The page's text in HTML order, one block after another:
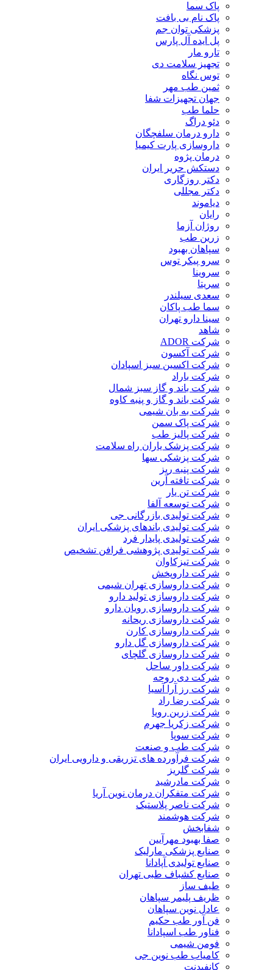
پاک سما
پاک نام بی بافت
پزشکی توان جم
پل ایده آل پارس
تارو مار
تجهیز سلامت دی
توس نگاه
ثمین طب مهر
جهان تجهیزات شفا
حلما طب
دئو دراگ
دارو درمان سلفچگان
داروسازی پارت کیمیا
درمان پژوه
دستکش حریر ایران
دکتر روزگاری
دکتر مجللی
دیاموند
رایان
روژان آزما
زرین طب
سپاهان بهبود
سرو پیکر توس
سروینا
سریتا
سعدی سیلندر
سما طب پاکان
سینا دارو تهران
شاهد
شرکت ADOR
شرکت آکسون
شرکت اکسین سبز اسپادان
شرکت باراد
شرکت باند و گاز سبز شمال
شرکت باند و گاز و پنبه کاوه
شرکت به بان شیمی
شرکت پاک سمن
شرکت پالیز طب
شرکت پزشک یاران راه سلامت
شرکت پزشکی سها
شرکت پنبه ریز
شرکت تافته آرین
شرکت تن یار
شرکت توسعه آلفا
شرکت تولیدی بازرگانی جی
شرکت تولیدی باندهای پزشکی ایران
شرکت تولیدی پایدار فرد
شرکت تولیدی پژوهشی فرافن تشخیص
شرکت تیزکاوان
شرکت داروپخش
شرکت داروسازی تهران شیمی
شرکت داروسازی تولید دارو
شرکت داروسازی رویان دارو
شرکت داروسازی ریحانه
شرکت داروسازی کارن
شرکت داروسازی گل دارو
شرکت داروسازی گلچای
شرکت داور ساحل
شرکت دی روحه
شرکت رز آرا آسیا
شرکت رضا راد
شرکت زرین رویا
شرکت زکریا جهرم
شرکت سوپا
شرکت طب و صنعت
شرکت فرآورده های تزریقی و دارویی ایران
شرکت گلریز
شرکت مادرشید
شرکت متفکران درمان نوین آریا
شرکت ناصر پلاستیک
شرکت هوشمند
شفابخش
صفا بهبود مهرآیین
صنایع پزشکی مارلیک
صنایع تولیدی آپادانا
صنایع کشباف طبی تهران
طیف ساز
ظریف پلیمر سپاهان
عادل نوین سپاهان
فن آور طب حکیم
فناور طب اسپادانا
فومن شیمی
کامیاب طب نوین جی
کانفیدنت